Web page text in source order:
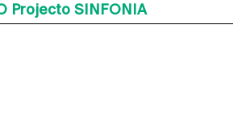
Projecto SINFONIA